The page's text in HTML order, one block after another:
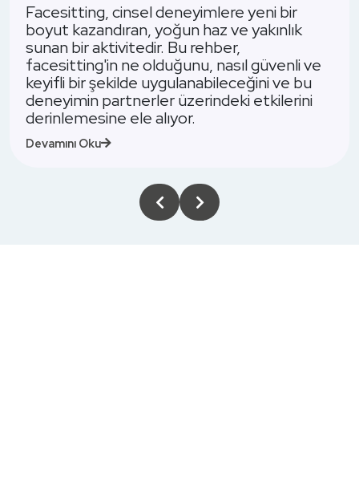
cinsel deneyimlere yeni bir
kazandıran, yoğun haz ve yakınlık
bir aktivitedir. Bu rehber,
ne olduğunu, nasıl güvenli ve
bir şekilde uygulanabileceğini ve bu
partnerler üzerindeki etkilerini
ele alıyor.